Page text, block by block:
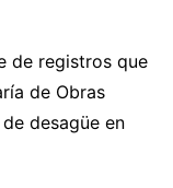
de registros que
de Obras
desagüe en